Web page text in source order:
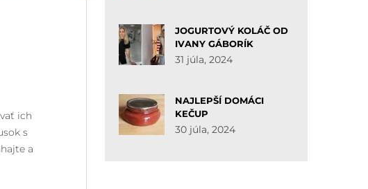
ich
s
a
JOGURTOVÝ KOLÁČ OD
IVANY GÁBORÍK
31 júla, 2024
NAJLEPŠÍ DOMÁCI
KEČUP
30 júla, 2024